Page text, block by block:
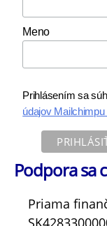
Meno
Prihlásením sa
údajov
Podpora sa
Priama